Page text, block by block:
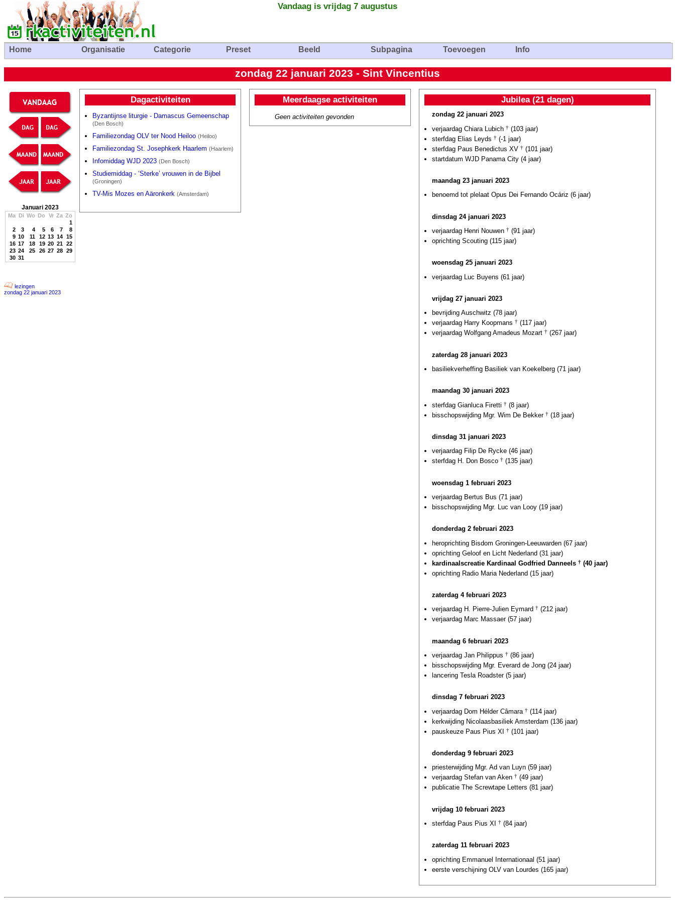
Vandaag is vrijdag 7 augustus
Home Organisatie Categorie Preset Beeld Subpagina Toevoegen Info
zondag 22 januari 2023 - Sint Vincentius
Januari 2023
Ma Di Wo Do Vr Za Zo
1
2
3 4 5 6 7
8
9 10 11 12 13 14 15
16 17 18 19 20 21 22
23 24 25 26 27 28 29
30 31
lezingen
zondag 22 januari 2023
Dagactiviteiten
Byzantijnse liturgie - Damascus Gemeenschap
(Den Bosch)
Familiezondag OLV ter Nood Heiloo (Heiloo)
Familiezondag St. Josephkerk Haarlem (Haarlem)
Infomiddag WJD 2023 (Den Bosch)
Studiemiddag - ‘Sterke’ vrouwen in de Bijbel
(Groningen)
TV-Mis Mozes en Aäronkerk (Amsterdam)
Meerdaagse activiteiten
Geen activiteiten gevonden
Jubilea (21 dagen)
zondag 22 januari 2023
verjaardag Chiara Lubich † (103 jaar)
sterfdag Elias Leyds † (-1 jaar)
sterfdag Paus Benedictus XV † (101 jaar)
startdatum WJD Panama City (4 jaar)
maandag 23 januari 2023
benoemd tot plelaat Opus Dei Fernando Ocáriz (6 jaar)
dinsdag 24 januari 2023
verjaardag Henri Nouwen † (91 jaar)
oprichting Scouting (115 jaar)
woensdag 25 januari 2023
verjaardag Luc Buyens (61 jaar)
vrijdag 27 januari 2023
bevrijding Auschwitz (78 jaar)
verjaardag Harry Koopmans † (117 jaar)
verjaardag Wolfgang Amadeus Mozart † (267 jaar)
zaterdag 28 januari 2023
basiliekverheffing Basiliek van Koekelberg (71 jaar)
maandag 30 januari 2023
sterfdag Gianluca Firetti † (8 jaar)
bisschopswijding Mgr. Wim De Bekker † (18 jaar)
dinsdag 31 januari 2023
verjaardag Filip De Rycke (46 jaar)
sterfdag H. Don Bosco † (135 jaar)
woensdag 1 februari 2023
verjaardag Bertus Bus (71 jaar)
bisschopswijding Mgr. Luc van Looy (19 jaar)
donderdag 2 februari 2023
heroprichting Bisdom Groningen-Leeuwarden (67 jaar)
oprichting Geloof en Licht Nederland (31 jaar)
kardinaalscreatie Kardinaal Godfried Danneels † (40 jaar)
oprichting Radio Maria Nederland (15 jaar)
zaterdag 4 februari 2023
verjaardag H. Pierre-Julien Eymard † (212 jaar)
verjaardag Marc Massaer (57 jaar)
maandag 6 februari 2023
verjaardag Jan Philippus † (86 jaar)
bisschopswijding Mgr. Everard de Jong (24 jaar)
lancering Tesla Roadster (5 jaar)
dinsdag 7 februari 2023
verjaardag Dom Hélder Câmara † (114 jaar)
kerkwijding Nicolaasbasiliek Amsterdam (136 jaar)
pauskeuze Paus Pius XI † (101 jaar)
donderdag 9 februari 2023
priesterwijding Mgr. Ad van Luyn (59 jaar)
verjaardag Stefan van Aken † (49 jaar)
publicatie The Screwtape Letters (81 jaar)
vrijdag 10 februari 2023
sterfdag Paus Pius XI
† (84 jaar)
zaterdag 11 februari 2023
oprichting Emmanuel Internationaal (51 jaar)
eerste verschijning OLV van Lourdes (165 jaar)